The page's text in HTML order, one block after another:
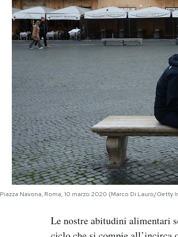
Piazza Navona, Roma, 10 marzo 2020 (Marco Di Lauro/Getty
Le nostre abitudini alimentari